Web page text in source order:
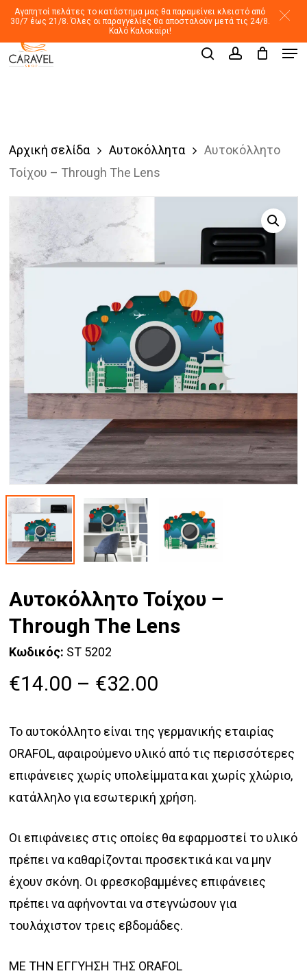
Αγαπητοί πελάτες το κατάστημα μας θα παραμείνει κλειστό από
30/7 έως 21/8. Όλες οι παραγγελίες θα αποσταλούν μετά τις 24/8.
Καλό Καλοκαίρι!
Skip
mainProducts
search
searchaccount
Αρχική σελίδα Αυτοκόλλητα
Αυτοκόλλητο
Τοίχου – Through The Lens
Αυτοκόλλητο Τοίχου –
Through The Lens
Κωδικός: ST 5202
€14.00 – €32.00
€14.00
through
€32.00
Το αυτοκόλλητο είναι της γερμανικής εταιρίας
ORAFOL, αφαιρούμενο υλικό από τις περισσότερες
επιφάνειες χωρίς υπολείμματα και χωρίς χλώριο,
κατάλληλο για εσωτερική χρήση.
Οι επιφάνειες στις οποίες θα εφαρμοστεί το υλικό
πρέπει να καθαρίζονται προσεκτικά και να μην
έχουν σκόνη. Οι φρεσκοβαμμένες επιφάνειες
πρέπει να αφήνονται να στεγνώσουν για
τουλάχιστον τρεις εβδομάδες.
ΜΕ ΤΗΝ ΕΓΓΥΗΣΗ ΤΗΣ ORAFOL